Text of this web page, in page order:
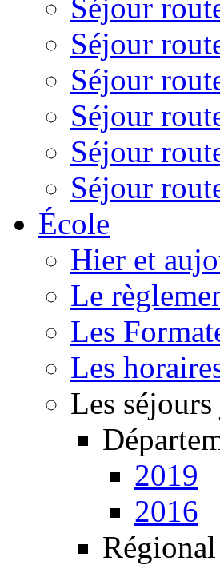
Séjour
Séjour
Séjour
Séjour
Séjour
Séjour
École
Hier et
Le
Les
Les
Les
2019
2016
Régional